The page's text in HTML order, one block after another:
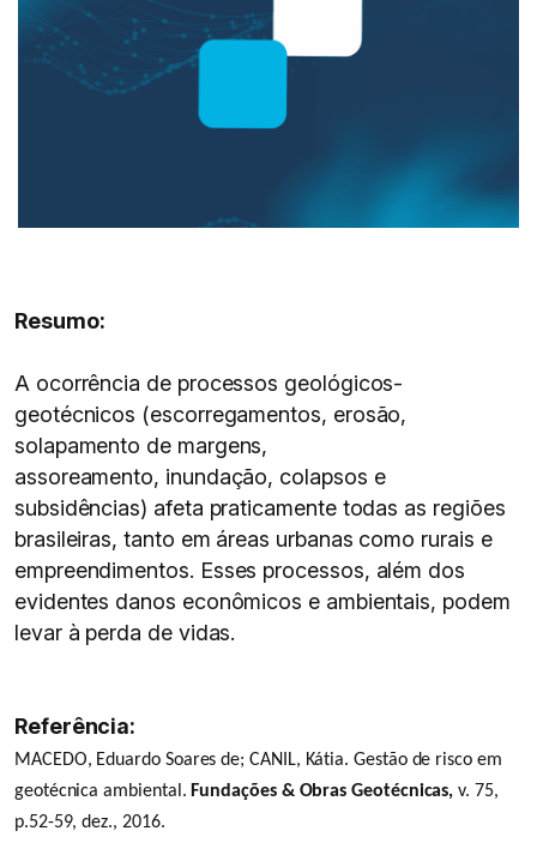
Resumo:
A ocorrência de processos geológicos-
geotécnicos (escorregamentos, erosão,
solapamento de margens,
assoreamento, inundação, colapsos e
subsidências) afeta praticamente todas as regiões
brasileiras, tanto em áreas urbanas como rurais e
empreendimentos. Esses processos, além dos
evidentes danos econômicos e ambientais, podem
levar à perda de vidas.
Referência:
MACEDO, Eduardo Soares de; CANIL, Kátia. Gestão de risco em
geotécnica ambiental. Fundações & Obras Geotécnicas, v. 75,
p.52-59, dez., 2016.